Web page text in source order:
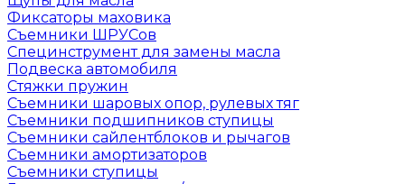
Фиксаторы маховика
Съемники ШРУСов
Специнструмент для замены масла
Подвеска автомобиля
Стяжки пружин
Съемники шаровых опор, рулевых тяг
Съемники подшипников ступицы
Съемники сайлентблоков и рычагов
Съемники амортизаторов
Съемники ступицы